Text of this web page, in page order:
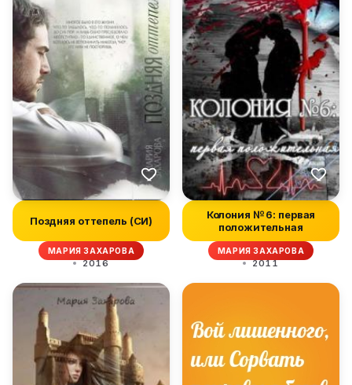
Поздняя оттепель (СИ)
МАРИЯ ЗАХАРОВА
2016
Колония № 6: первая
положительная
МАРИЯ ЗАХАРОВА
2011